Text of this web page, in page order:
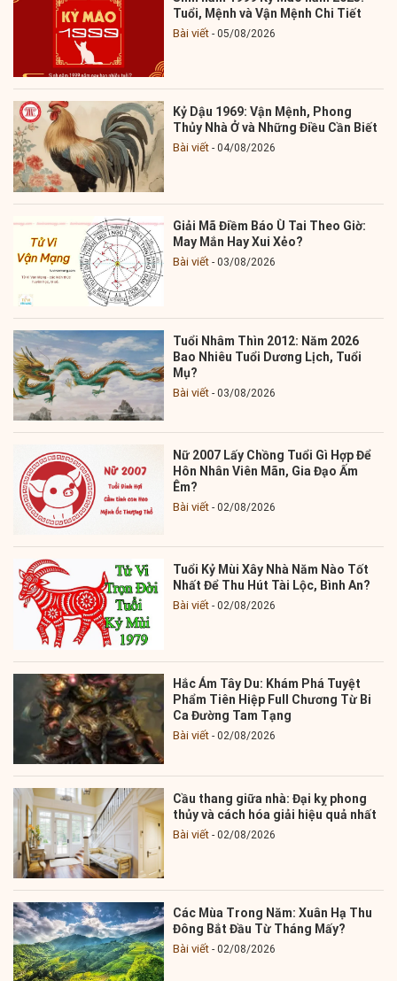
Tuổi, Mệnh và Vận Mệnh Chi Tiết
Bài viết 05/08/2026
Kỷ Dậu 1969: Vận Mệnh, Phong
Thủy Nhà Ở và Những Điều Cần Biết
Bài viết 04/08/2026
Giải Mã Điềm Báo Ù Tai Theo Giờ:
May Mắn Hay Xui Xẻo?
Bài viết 03/08/2026
Tuổi Nhâm Thìn 2012: Năm 2026
Bao Nhiêu Tuổi Dương Lịch, Tuổi
Mụ?
Bài viết 03/08/2026
Nữ 2007 Lấy Chồng Tuổi Gì Hợp Để
Hôn Nhân Viên Mãn, Gia Đạo Ấm
Êm?
Bài viết 02/08/2026
Tuổi Kỷ Mùi Xây Nhà Năm Nào Tốt
Nhất Để Thu Hút Tài Lộc, Bình An?
Bài viết 02/08/2026
Hắc Ám Tây Du: Khám Phá Tuyệt
Phẩm Tiên Hiệp Full Chương Từ Bi
Ca Đường Tam Tạng
Bài viết 02/08/2026
Cầu thang giữa nhà: Đại kỵ phong
thủy và cách hóa giải hiệu quả nhất
Bài viết 02/08/2026
Các Mùa Trong Năm: Xuân Hạ Thu
Đông Bắt Đầu Từ Tháng Mấy?
Bài viết 02/08/2026